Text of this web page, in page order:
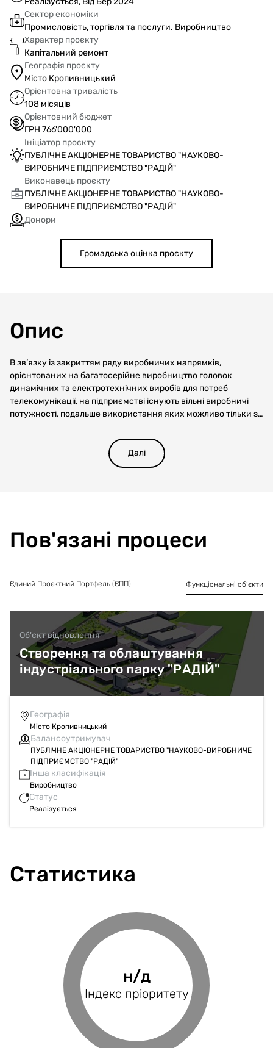
Сектор економіки
Промисловість, торгівля та послуги. Виробництво
Характер проєкту
Капітальний ремонт
Географія проєкту
Місто Кропивницький
Орієнтовна тривалість
108 місяців
Орієнтовний бюджет
ГРН 766'000'000
Ініціатор проєкту
ПУБЛІЧНЕ АКЦІОНЕРНЕ ТОВАРИСТВО "НАУКОВО-
ВИРОБНИЧЕ ПІДПРИЄМСТВО "РАДІЙ"
Виконавець проєкту
ПУБЛІЧНЕ АКЦІОНЕРНЕ ТОВАРИСТВО "НАУКОВО-
ВИРОБНИЧЕ ПІДПРИЄМСТВО "РАДІЙ"
Донори
Громадська оцінка проєкту
Опис
В зв’язку із закриттям ряду виробничих напрямків,
орієнтованих на багатосерійне виробництво головок
динамічних та електротехнічних виробів для потреб
телекомунікації, на підприємстві існують вільні виробничі
потужності, подальше використання яких можливо тільки за
економічних умовах виконання такої реконструкції
можливо тільки з використанням ефективних економічних
моделей, таких як модель "індустріальний парк". Модель
стимулювання суб’єктів господарювання, що створюють
індустріальні парки, для відновлення працездатності
інженерно-технічної інфраструктури.
парку, має можливість на підставі окремих договорів
надавати учасникам індустріального парку
Далі
Пов'язані процеси
Єдиний Проєктний Портфель (ЄПП) Функціональні об’єкти
Об'єкт відновлення
Створення та облаштування
індустріального парку "РАДІЙ"
Географія
Місто Кропивницький
Балансоутримувач
ПУБЛІЧНЕ АКЦІОНЕРНЕ ТОВАРИСТВО "НАУКОВО-ВИРОБНИЧЕ
ПІДПРИЄМСТВО "РАДІЙ"
Інша класифікація
Виробництво
Статус
Реалізується
Статистика
н/д
Індекс пріоритету
0%
Фінансове
покриття
н/д
Індекс BRP
н/д
Оцінка проєкту